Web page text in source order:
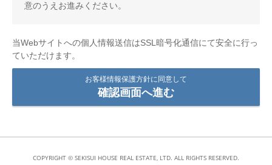
意のうえお進みください。
当Webサイトへの個人情報送信はSSL暗号化通信にて安全に行っ
ていただけます。
お客様情報保護方針に同意して
確認画面へ進む
COPYRIGHT © SEKISUI HOUSE REAL ESTATE, LTD. ALL RIGHTS RESERVED.